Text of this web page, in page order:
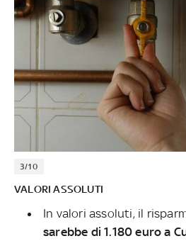
3/10
VALORI ASSOLUTI
In valori assoluti, il
sarebbe di 1.180 euro a